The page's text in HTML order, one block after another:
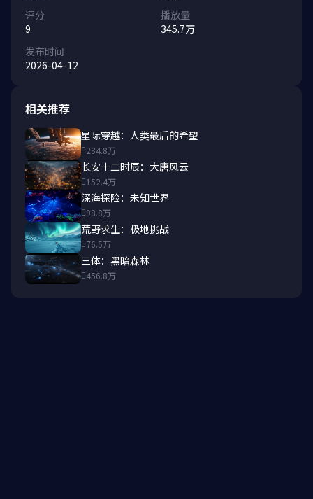
评分
9
播放量
345.7万
发布时间
2026-04-12
相关推荐
星际穿越：人类最后的希望
284.8万
长安十二时辰：大唐风云
152.4万
深海探险：未知世界
98.8万
荒野求生：极地挑战
76.5万
三体：黑暗森林
456.8万